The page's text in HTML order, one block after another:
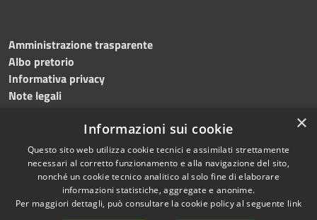
Amministrazione trasparente
Albo pretorio
Informativa privacy
Note legali
Obiettivi accessibilità 2026
RSS
Accessibilità
Copyright © 2026 • Comune di
Ischia • Powered by
×
Informazioni sui cookie
Questo sito web utilizza cookie tecnici e assimilati strettamente
necessari al corretto funzionamento e alla navigazione del sito,
nonché un cookie tecnico analitico al solo fine di elaborare
informazioni statistiche, aggregate e anonime.
Per maggiori dettagli, può consultare la cookie policy al seguente link